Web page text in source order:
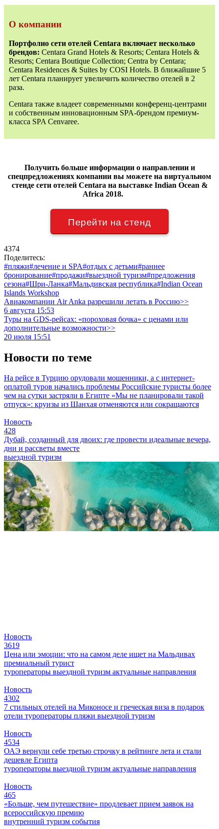
О компании
Портфолио сети отелей Centara включает несколько
брендов: Centara Grand Hotels & Resorts; Centara Hotels &
Resorts; Centara Boutique Collection; Centra by Centara;
Centara Residences & Suites by COSI Hotels. В ближайшие 5
лет Centara планирует увеличить количество отелей в 2
раза.
Centara также владеет современными конференц-центрами
и собственным инновационным SPA-брендом премиум-
класса SPA Cenvaree.
Получить больше информации о направлении и
спецпредложениях компании вы можете на виртуальном
стенде сети отелей Centara на выставке Indian Ocean &
Africa 2018.
Перейти на стенд
4374
Поделитесь:
#пляжи#лечение и SPA#отдых с детьми#раннее
бронирование#продажи#выездной туризм#предложения
сезона#Шри-Ланка#Мальдивская республика#Indian Ocean
Islands Workshop
Авиакомпании Air Anka разрешили летать в Россию>>
6 августа 15:53
Туры на GDS-рейсах: «пороховая бочка» с ценами или
дополнительные возможности>>
20 июля 15:51
Новости по теме
На рейсе в Турцию орудовали мошенники, а с интернет-
оплатой туров начались проблемы Российские туристы более
чем на сутки застряли в Египте «Мы не планировали такой
отпуск»: круизы из Шанхая отменяются или сокращаются
Новость
428
Дубай, созданный для двоих: где провести идеальные вечера,
дни и рассветы вместе
выездной туризм
Новость
3619
Цена или эмоции: что на самом деле ищет на Мальдивах
премиальный турист
туроператоры выездной туризм актуальные направления
Новость
4302
7 стильных отелей на Миконосе и греческая виза в подарок
отели туроператоры пляжи выездной туризм
Новость
4534
ОАЭ вернули себе третью строчку в рейтинге лета и стали
дешевле Египта
туроператоры выездной туризм актуальные направления
Новость
465
«Больше, чем путешествие» продлевает прием заявок на
всероссийскую премию
внутренний туризм события